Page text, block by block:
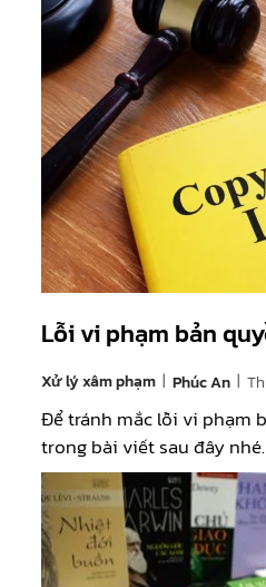
Lỗi vi phạm bản
Xử lý xâm phạm | Phúc An |
Để tránh mắc lỗi vi phạm
trong bài viết sau đây nhé.